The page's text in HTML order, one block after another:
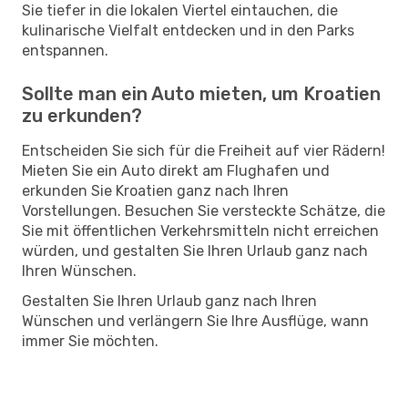
Sie tiefer in die lokalen Viertel eintauchen, die
kulinarische Vielfalt entdecken und in den Parks
entspannen.
Sollte man ein Auto mieten, um Kroatien
zu erkunden?
Entscheiden Sie sich für die Freiheit auf vier Rädern!
Mieten Sie ein Auto direkt am Flughafen und
erkunden Sie Kroatien ganz nach Ihren
Vorstellungen. Besuchen Sie versteckte Schätze, die
Sie mit öffentlichen Verkehrsmitteln nicht erreichen
würden, und gestalten Sie Ihren Urlaub ganz nach
Ihren Wünschen.
Gestalten Sie Ihren Urlaub ganz nach Ihren
Wünschen und verlängern Sie Ihre Ausflüge, wann
immer Sie möchten.